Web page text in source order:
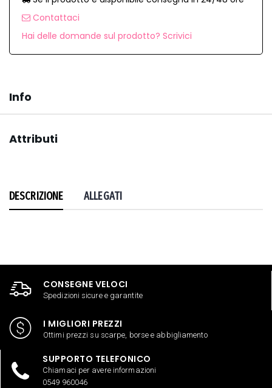
Contattaci
Hai delle domande sul prodotto? Scrivici
Info
Attributi
DESCRIZIONE ALLEGATI
CONSEGNE VELOCI
Spedizioni sicure e garantite
I MIGLIORI PREZZI
Ottimi prezzi su scarpe, borse e abbigliamento
SUPPORTO TELEFONICO
Chiamaci per avere informazioni
0549 960046